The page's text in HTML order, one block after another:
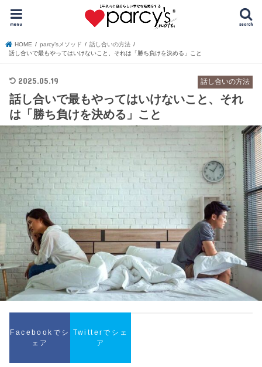
search
menu
HOME parcy’sメソッド
話し合いの方法
話し合いで最もやってはいけないこと、それは「勝ち負けを決める」こと
話し合いの方法
2025.05.19
話し合いで最もやってはいけないこと、それ
は「勝ち負けを決める」こと
Facebookでシ
ェア
Twitterでシェ
ア